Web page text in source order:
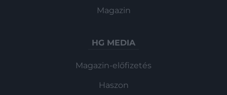
Magazin
HG MEDIA
Magazin-előfizetés
Haszon